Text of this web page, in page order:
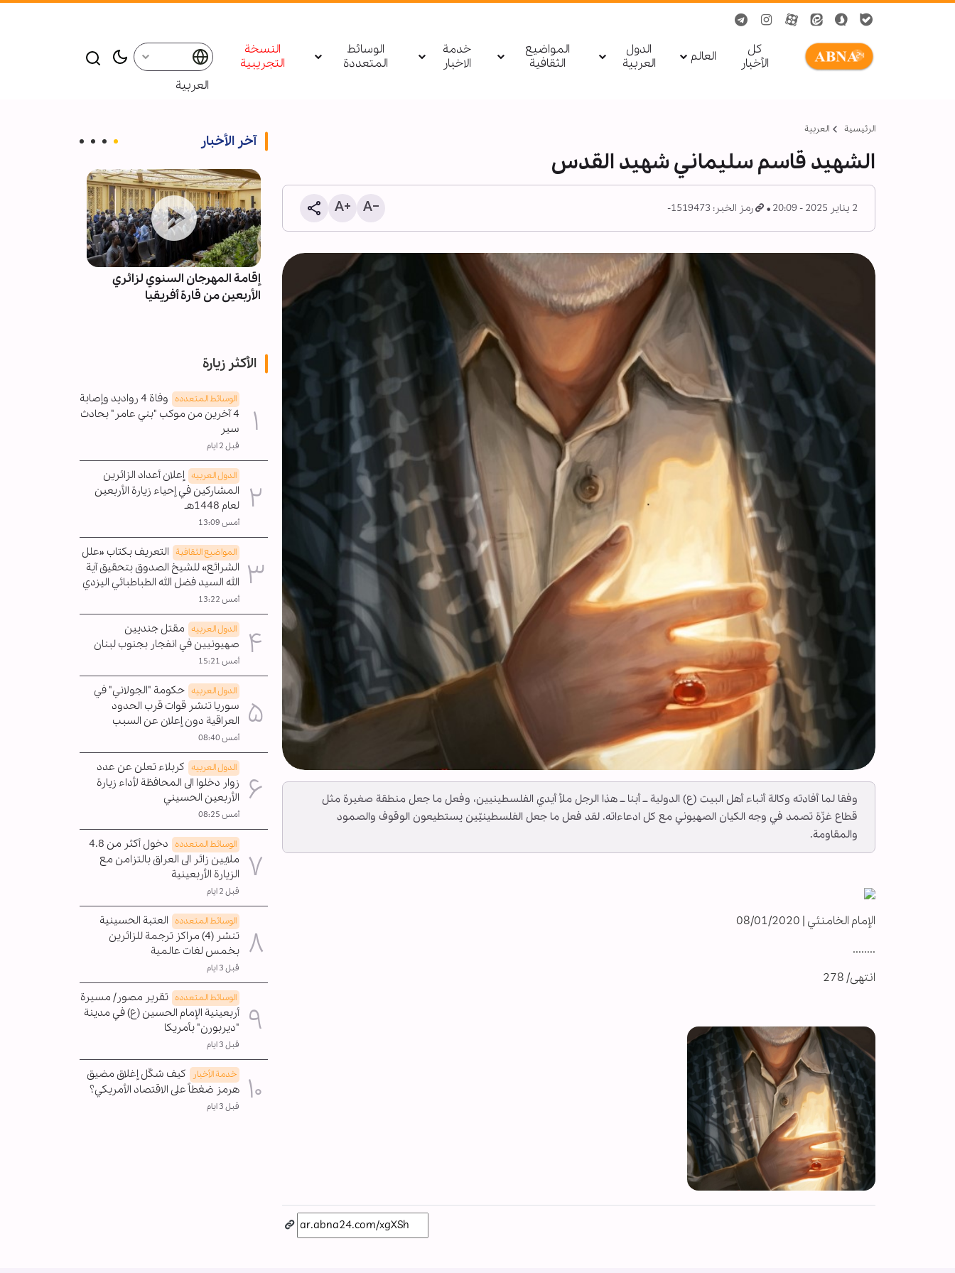
کل
الأخبار
العالم
الدول
العربیة
المواضيع
الثقافية
خدمة
الاخبار
الوسائط
المتعددة
النسخة
التجريبية
العربية
الرئيسية العربیة
الشهيد قاسم سليماني شهيد القدس
2 يناير 2025 - 20:09 رمز الخبر: 1519473-
وفقا لما أفادته وكالة أنباء أهل البيت (ع) الدولية ــ أبنا ــ هذا الرجل ملأ أيدي الفلسطينيين، وفعل ما جعل منطقة صغيرة مثل
قطاع غزّة تصمد في وجه الكيان الصهيوني مع كل ادعاءاته. لقد فعل ما جعل الفلسطينيّين يستطيعون الوقوف والصمود
والمقاومة.
الإمام الخامنئي | 08/01/2020
........
انتهى/ 278
آخر الأخبار
ناشط قرآني: الأربعين الحسيني؛
منصة عالمية لنشر الثقافة القرآنية
إقامة المهرجان السنوي لزائري
الأربعين من قارة أفريقيا
الأكثر زيارة
الوسائط المتعدده
وفاة 4 رواديد وإصابة
4 آخرين من موكب "بني عامر" بحادث
سير
قبل 2 ايام
الدول العربیه إعلان أعداد الزائرين
المشاركين في إحياء زيارة الأربعين
لعام 1448هـ
أمس 13:09
المواضیع الثقافية التعريف بكتاب «علل
الشرائع» للشيخ الصدوق بتحقيق آية
الله السيد فضل الله الطباطبائي اليزدي
أمس 13:22
الدول العربیه مقتل جنديين
صهيونيين في انفجار بجنوب لبنان
أمس 15:21
الدول العربیه حكومة "الجولاني" في
سوريا تنشر قوات قرب الحدود
العراقية دون إعلان عن السبب
أمس 08:40
الدول العربیه كربلاء تعلن عن عدد
زوار دخلوا الى المحافظة لأداء زيارة
الأربعين الحسيني
أمس 08:25
الوسائط المتعدده
دخول أكثر من 4.8
ملايين زائر الى العراق بالتزامن مع
الزيارة الأربعينية
قبل 2 ايام
الوسائط المتعدده العتبة الحسينية
تنشر (4) مراكز ترجمة للزائرين
بخمس لغات عالمية
قبل 3 ايام
الوسائط المتعدده تقرير مصور/ مسيرة
أربعينية الإمام الحسين (ع) في مدينة
"ديربورن" بأمريكا
قبل 3 ايام
خدمة الأخبار
كيف شكّل إغلاق مضيق
هرمز ضغطاً على الاقتصاد الأمريكي؟
قبل 3 ايام